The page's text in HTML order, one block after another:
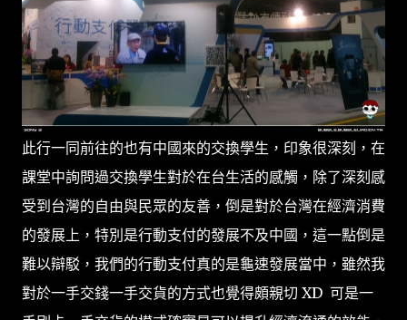
此行一同前往的也有中國來的交換學生，印象很深刻，在
課堂中詢問過交換學生對於在台生活的感觸，除了深刻感
受到台灣的自由與民眾的友善，倒是對於台灣在經濟消費
的發展上，特別是行動支付的發展不及中國，這一點倒是
難以辯駁，我們的行動支付真的是龜速發展當中，雖然我
對於一手交錢一手交貨的方式也覺得頗親切 XD 可是一